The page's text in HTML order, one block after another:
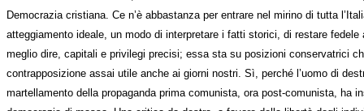
Democrazia cristiana. Ce n’è abbastanza per entrare nel mirino di tutta
atteggiamento ideale, un modo di interpretare i fatti storici, di restare
meglio dire, capitali e privilegi precisi; essa sta su posizioni conservatrici
contrapposizione assai utile anche ai giorni nostri. Sì, perché l’uomo di
martellamento della propaganda prima comunista, ora post-comunista, ha